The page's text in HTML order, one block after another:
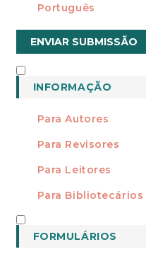
Português
Enviar
Submissão
ENVIAR SUBMISSÃO
INFORMAÇÃO
Para Autores
Para Revisores
Para Leitores
Para Bibliotecários
FORMULÁRIOS